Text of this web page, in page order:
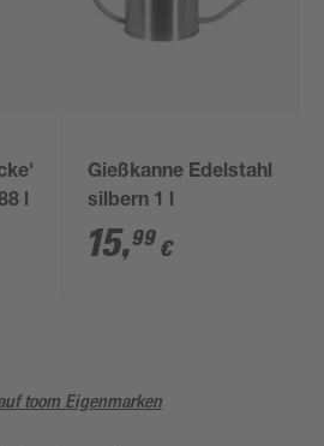
l
Gießkanne Edelstahl
silbern 1 l
15,99 €
toom Eigenmarken